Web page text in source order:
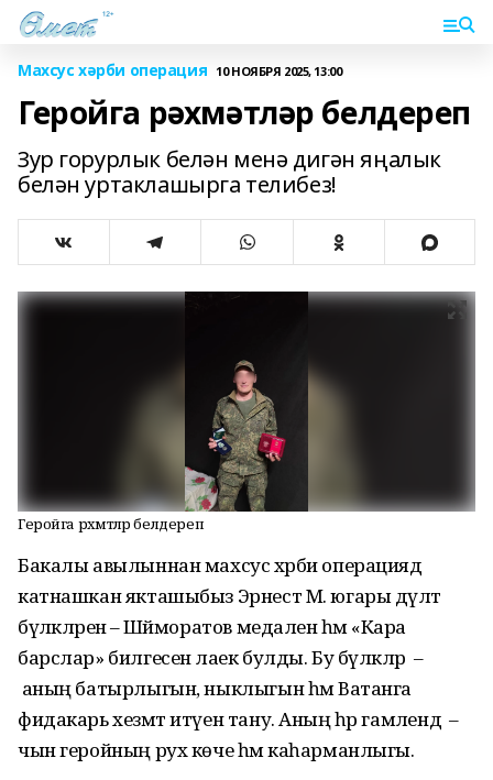
Махсус хәрби операция 10 НОЯБРЯ 2025, 13:00
Геройга рәхмәтләр белдереп
Зур горурлык белән менә дигән яңалык
белән уртаклашырга телибез!
Геройга рәхмәтләр белдереп
Бакалы авылыннан махсус хәрби операциядә
катнашкан якташыбыз Эрнест М. югары дәүләт
бүләкләренә – Шәйморатов медаленә һәм «Кара
барслар» билгесенә лаек булды. Бу бүләкләр –
аның батырлыгын, ныклыгын һәм Ватанга
фидакарь хезмәт итүен тану. Аның һәр гамәлендә –
чын геройның рух көче һәм каһарманлыгы.